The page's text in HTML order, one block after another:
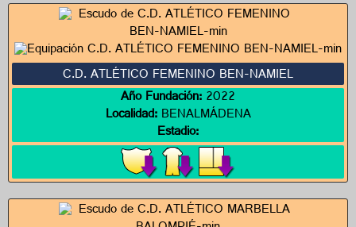
C.D. ATLÉTICO FEMENINO BEN-NAMIEL
Año Fundación:2022
Localidad:BENALMÁDENA
Estadio: